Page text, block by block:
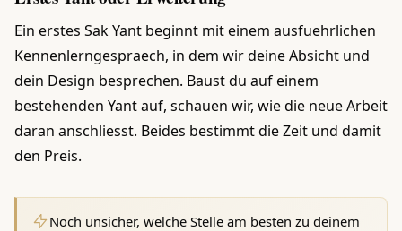
Ein erstes Sak Yant beginnt mit einem ausfuehrlichen
Kennenlerngespraech, in dem wir deine Absicht und
dein Design besprechen. Baust du auf einem
bestehenden Yant auf, schauen wir, wie die neue Arbeit
daran anschliesst. Beides bestimmt die Zeit und damit
den Preis.
Noch unsicher, welche Stelle am besten zu deinem